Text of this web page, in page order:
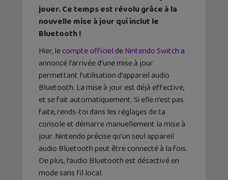
jouer. Ce temps est révolu grâce à la
nouvelle mise à jour qui inclut le
Bluetooth !
Hier, lecompte officiel deNintendo Switch a
annoncé l’arrivée d’une mise à jour
permettant l’utilisation d’appareil audio
Bluetooth. La mise à jour est déjà effective,
et se fait automatiquement. Si elle n’est pas
faite, rends-toi dans les réglages de ta
console et démarre manuellement la mise à
jour. Nintendo précise qu’un seul appareil
audio Bluetooth peut être connecté à la fois.
De plus, l’audio Bluetooth est désactivé en
mode sans fil local.